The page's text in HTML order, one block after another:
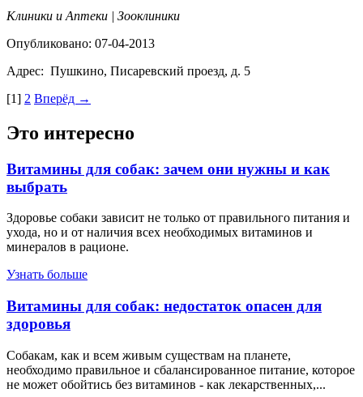
Клиники и Аптеки | Зооклиники
Опубликовано: 07-04-2013
Адрес: Пушкино, Писаревский проезд, д. 5
[1] 2 Вперёд →
Это интересно
Витамины для собак: зачем они нужны и как
выбрать
Здоровье собаки зависит не только от правильного питания и
ухода, но и от наличия всех необходимых витаминов и
минералов в рационе.
Узнать больше
Витамины для собак: недостаток опасен для
здоровья
Собакам, как и всем живым существам на планете,
необходимо правильное и сбалансированное питание, которое
не может обойтись без витаминов - как лекарственных,...